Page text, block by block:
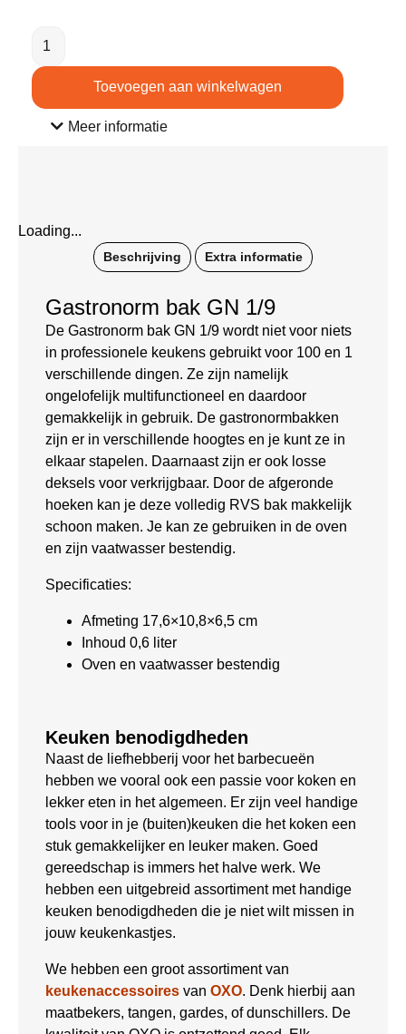
Toevoegen aan winkelwagen
Meer informatie
Loading...
Beschrijving Extra informatie
Gastronorm bak GN 1/9
De Gastronorm bak GN 1/9 wordt niet voor niets
in professionele keukens gebruikt voor 100 en 1
verschillende dingen. Ze zijn namelijk
ongelofelijk multifunctioneel en daardoor
gemakkelijk in gebruik. De gastronormbakken
zijn er in verschillende hoogtes en je kunt ze in
elkaar stapelen. Daarnaast zijn er ook losse
deksels voor verkrijgbaar. Door de afgeronde
hoeken kan je deze volledig RVS bak makkelijk
schoon maken. Je kan ze gebruiken in de oven
en zijn vaatwasser bestendig.
Specificaties:
Afmeting 17,6×10,8×6,5 cm
Inhoud 0,6 liter
Oven en vaatwasser bestendig
Keuken benodigdheden
Naast de liefhebberij voor het barbecueën
hebben we vooral ook een passie voor koken en
lekker eten in het algemeen. Er zijn veel handige
tools voor in je (buiten)keuken die het koken een
stuk gemakkelijker en leuker maken. Goed
gereedschap is immers het halve werk. We
hebben een uitgebreid assortiment met handige
keuken benodigdheden die je niet wilt missen in
jouw keukenkastjes.
We hebben een groot assortiment van
keukenaccessoires van OXO. Denk hierbij aan
maatbekers, tangen, gardes, of dunschillers. De